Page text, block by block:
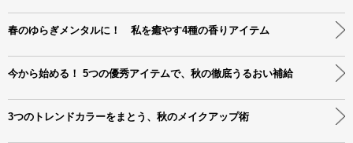
春のゆらぎメンタルに！ 私を癒やす4種の香りアイテム
今から始める！ 5つの優秀アイテムで、秋の徹底うるおい補給
3つのトレンドカラーをまとう、秋のメイクアップ術